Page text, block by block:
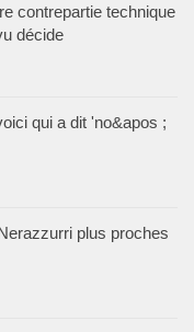
contrepartie technique
décide
qui a dit 'no&apos ;
plus proches